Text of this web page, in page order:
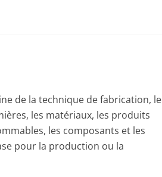
de la technique de fabrication, le
les matériaux, les produits
les composants et les
pour la production ou la